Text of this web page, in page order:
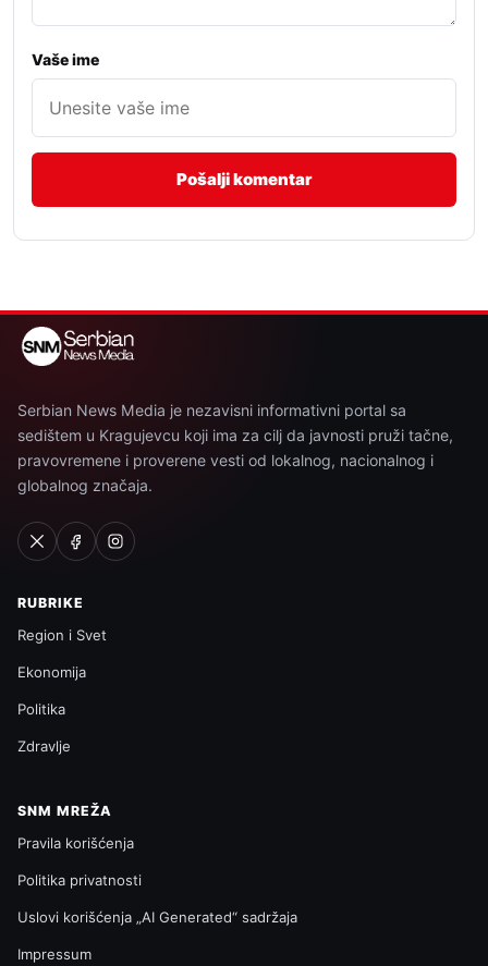
Vaše ime
Serbian News Media je nezavisni informativni portal sa
sedištem u Kragujevcu koji ima za cilj da javnosti pruži tačne,
pravovremene i proverene vesti od lokalnog, nacionalnog i
globalnog značaja.
RUBRIKE
Region i Svet
Ekonomija
Politika
Zdravlje
SNM MREŽA
Pravila korišćenja
Politika privatnosti
Uslovi korišćenja „AI Generated“ sadržaja
Impressum